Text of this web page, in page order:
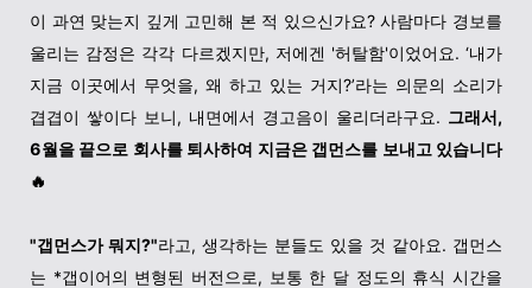
이 과연 맞는지 깊게 고민해 본 적 있으신가요? 사람마다 경보를
울리는 감정은 각각 다르겠지만, 저에겐 '허탈함'이었어요. ‘내가
지금 이곳에서 무엇을, 왜 하고 있는 거지?’라는 의문의 소리가
겹겹이 쌓이다 보니, 내면에서 경고음이 울리더라구요. 그래서,
6월을 끝으로 회사를 퇴사하여 지금은 갭먼스를 보내고 있습니다
🔥
"갭먼스가 뭐지?"라고, 생각하는 분들도 있을 것 같아요. 갭먼스
는 *갭이어의 변형된 버전으로, 보통 한 달 정도의 휴식 시간을